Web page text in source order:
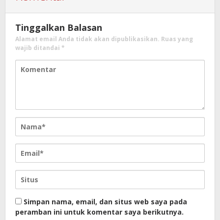
Tinggalkan Balasan
Alamat email Anda tidak akan dipublikasikan. Ruas yang
wajib ditandai *
Simpan nama, email, dan situs web saya pada
peramban ini untuk komentar saya berikutnya.